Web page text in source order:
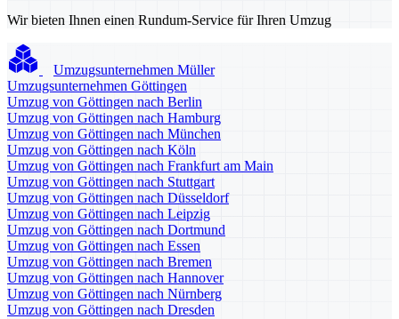
Wir bieten Ihnen einen Rundum-Service für Ihren Umzug
Umzugsunternehmen Müller
Umzugsunternehmen Göttingen
Umzug von Göttingen nach Berlin
Umzug von Göttingen nach Hamburg
Umzug von Göttingen nach München
Umzug von Göttingen nach Köln
Umzug von Göttingen nach Frankfurt am Main
Umzug von Göttingen nach Stuttgart
Umzug von Göttingen nach Düsseldorf
Umzug von Göttingen nach Leipzig
Umzug von Göttingen nach Dortmund
Umzug von Göttingen nach Essen
Umzug von Göttingen nach Bremen
Umzug von Göttingen nach Hannover
Umzug von Göttingen nach Nürnberg
Umzug von Göttingen nach Dresden